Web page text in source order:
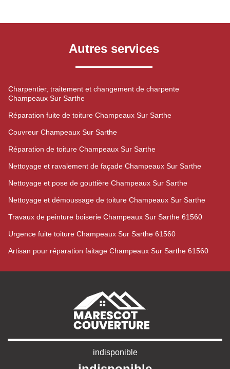
Autres services
Charpentier, traitement et changement de charpente
Champeaux Sur Sarthe
Réparation fuite de toiture Champeaux Sur Sarthe
Couvreur Champeaux Sur Sarthe
Réparation de toiture Champeaux Sur Sarthe
Nettoyage et ravalement de façade Champeaux Sur Sarthe
Nettoyage et pose de gouttière Champeaux Sur Sarthe
Nettoyage et démoussage de toiture Champeaux Sur Sarthe
Travaux de peinture boiserie Champeaux Sur Sarthe 61560
Urgence fuite toiture Champeaux Sur Sarthe 61560
Artisan pour réparation faitage Champeaux Sur Sarthe 61560
indisponible